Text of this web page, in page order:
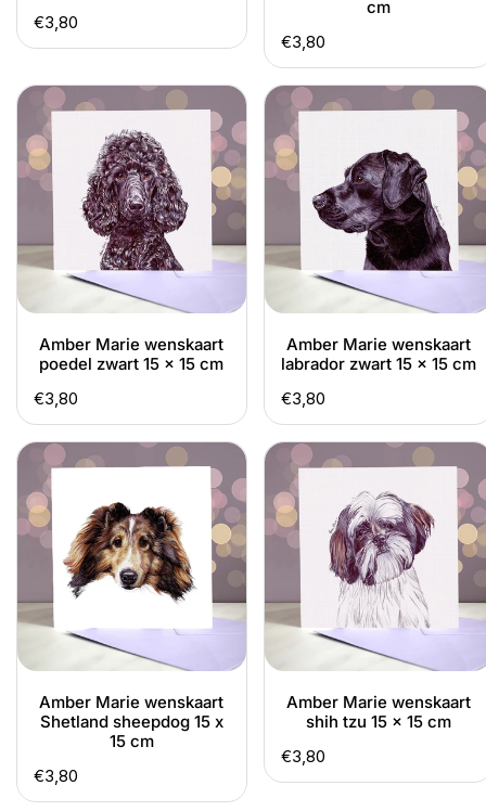
Normale
prijs
€3,80
cm
Normale
prijs
€3,80
Amber
Marie
wenskaart
poedel
zwart
x
cm
Amber Marie wenskaart
poedel zwart 15 x 15 cm
Normale
prijs
€3,80
Amber
Marie
wenskaart
labrador
zwart
x
cm
Amber Marie wenskaart
labrador zwart 15 x 15 cm
Normale
prijs
€3,80
Amber
Marie
wenskaart
Shetland
sheepdog
x
cm
Amber Marie wenskaart
Shetland sheepdog 15 x
15 cm
Normale
prijs
€3,80
Amber
Marie
wenskaart
shih
x
cm
Amber Marie wenskaart
shih tzu 15 x 15 cm
Normale
prijs
€3,80